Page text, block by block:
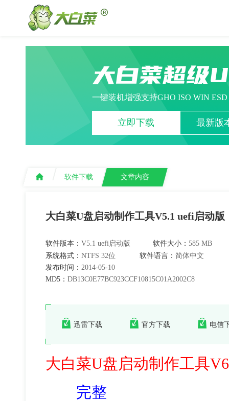
大白菜超级
一键装机增强支持GHO ISO WIN
立即下载 最新版
软件下载 文章内容
大白菜U盘启动制作工具V5.1 uefi启动版
软件版本： V5.1 uefi启动版 软件大小： 585 MB
系统格式： NTFS 32位 软件语言： 简体中文
发布时间： 2014-05-10
MD5： DB13C0E77BC923CCF10815C01A2002C8
迅雷下载 官方下载 电信
大白菜U盘启动制作工具
完整